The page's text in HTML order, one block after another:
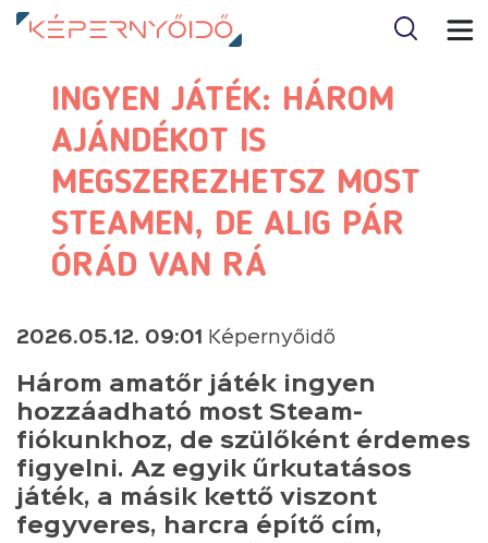
INGYEN JÁTÉK: HÁROM
AJÁNDÉKOT IS
MEGSZEREZHETSZ MOST
STEAMEN, DE ALIG PÁR
ÓRÁD VAN RÁ
2026.05.12. 09:01 Képernyőidő
Három amatőr játék ingyen
hozzáadható most Steam-
fiókunkhoz, de szülőként érdemes
figyelni. Az egyik űrkutatásos
játék, a másik kettő viszont
fegyveres, harcra építő cím,